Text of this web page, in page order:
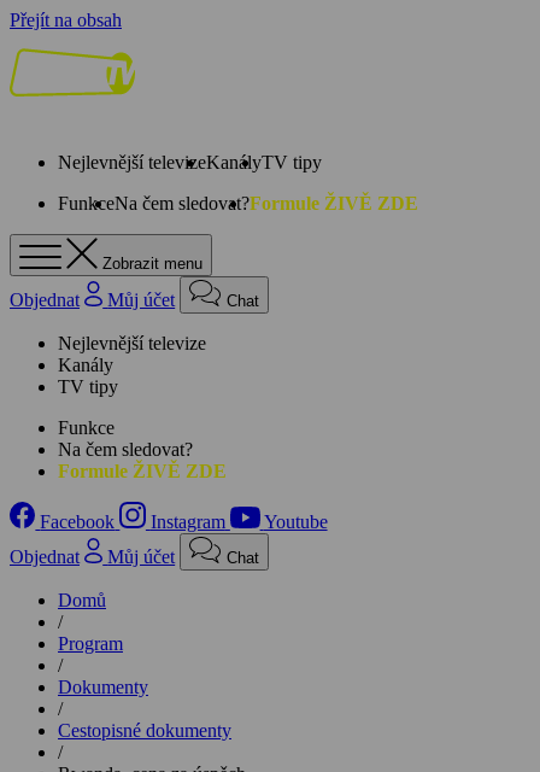
Přejít na obsah
Nejlevnější televizeKanályTV tipy
FunkceNa čem sledovat?Formule ŽIVĚ ZDE
Zobrazit menu
Objednat Můj účet Chat
Nejlevnější televize
Kanály
TV tipy
Funkce
Na čem sledovat?
Formule ŽIVĚ ZDE
Facebook Instagram
Youtube
Objednat
Můj účet Chat
Domů
/
Program
/
Dokumenty
/
Cestopisné dokumenty
/